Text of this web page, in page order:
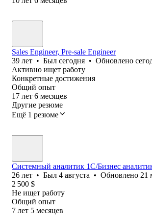
Sales Engineer, Pre-sale Engineer
39 лет • Был сегодня • Обновлено
Активно ищет работу
Конкретные достижения
Общий опыт
17 лет 6 месяцев
Другие резюме
Ещё 1 резюме
Системный аналитик 1С/Бизнес
26 лет • Был 4 августа • Обновлено 21
2 500 $
Не ищет работу
Общий опыт
7 лет 5 месяцев